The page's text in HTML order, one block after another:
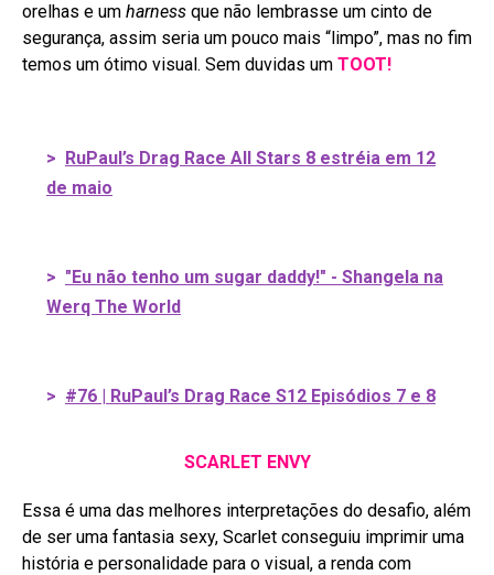
orelhas e um harness que não lembrasse um cinto de
segurança, assim seria um pouco mais “limpo”, mas no fim
temos um ótimo visual. Sem duvidas um TOOT!
> RuPaul’s Drag Race All Stars 8 estréia em 12
de maio
> "Eu não tenho um sugar daddy!" - Shangela na
Werq The World
> #76 | RuPaul’s Drag Race S12 Episódios 7 e 8
SCARLET ENVY
Essa é uma das melhores interpretações do desafio, além
de ser uma fantasia sexy, Scarlet conseguiu imprimir uma
história e personalidade para o visual, a renda com